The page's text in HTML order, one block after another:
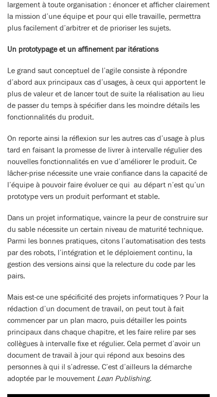
largement à toute organisation : énoncer et afficher clairement
la mission d’une équipe et pour qui elle travaille, permettra
plus facilement d’arbitrer et de prioriser les sujets.
Un prototypage et un affinement par itérations
Le grand saut conceptuel de l’agile consiste à répondre
d’abord aux principaux cas d’usages, à ceux qui apportent le
plus de valeur et de lancer tout de suite la réalisation au lieu
de passer du temps à spécifier dans les moindre détails les
fonctionnalités du produit.
On reporte ainsi la réflexion sur les autres cas d’usage à plus
tard en faisant la promesse de livrer à intervalle régulier des
nouvelles fonctionnalités en vue d’améliorer le produit. Ce
lâcher-prise nécessite une vraie confiance dans la capacité de
l’équipe à pouvoir faire évoluer ce qui au départ n’est qu’un
prototype vers un produit performant et stable.
Dans un projet informatique, vaincre la peur de construire sur
du sable nécessite un certain niveau de maturité technique.
Parmi les bonnes pratiques, citons l’automatisation des tests
par des robots, l’intégration et le déploiement continu, la
gestion des versions ainsi que la relecture du code par les
pairs.
Mais est-ce une spécificité des projets informatiques ? Pour la
rédaction d’un document de travail, on peut tout à fait
commencer par un plan macro, puis détailler les points
principaux dans chaque chapitre, et les faire relire par ses
collègues à intervalle fixe et régulier. Cela permet d’avoir un
document de travail à jour qui répond aux besoins des
personnes à qui il s’adresse. C’est d’ailleurs la démarche
adoptée par le mouvement Lean Publishing.